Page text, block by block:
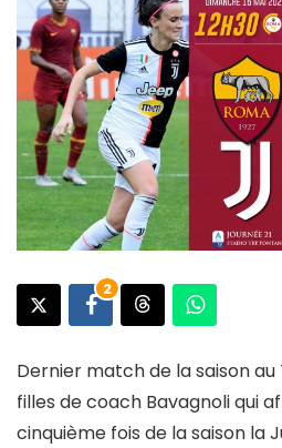
2
Dernier match de la saison
filles de coach Bavagnoli qui
cinquième fois de la saison la